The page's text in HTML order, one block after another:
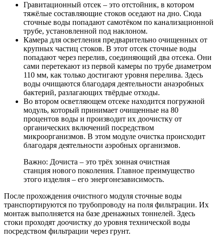
Гравитационный отсек – это отстойник, в котором
тяжёлые составляющие стоков оседают на дно. Сюда
сточные воды попадают самотёком по канализационной
трубе, установленной под наклоном.
Камера для осветления предварительно очищенных от
крупных частиц стоков. В этот отсек сточные воды
попадают через перелив, соединяющий два отсека. Они
сами перетекают из первой камеры по трубе диаметром
110 мм, как только достигают уровня перелива. Здесь
воды очищаются благодаря деятельности анаэробных
бактерий, разлагающих твёрдые отходы.
Во втором осветляющем отсеке находится погружной
модуль, который принимает очищенные на 80
процентов воды и производит их доочистку от
органических включений посредством
микроорганизмов. В этом модуле очистка происходит
благодаря деятельности аэробных организмов.
Важно: Дочиста – это трёх зонная очистная
станция нового поколения. Главное преимущество
этого изделия – его энергонезависимость.
После прохождения очистного модуля сточные воды
транспортируются по трубопроводу на поля фильтрации. Их
монтаж выполняется на базе дренажных тоннелей. Здесь
стоки проходят доочистку до уровня технической воды
посредством фильтрации через грунт.